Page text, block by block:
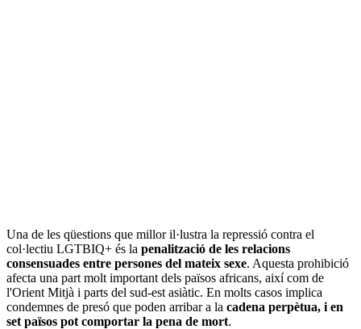
Una de les qüestions que millor il·lustra la repressió contra el
col·lectiu LGTBIQ+ és la penalització de les relacions
consensuades entre persones del mateix sexe. Aquesta prohibició
afecta una part molt important dels països africans, així com de
l'Orient Mitjà i parts del sud-est asiàtic. En molts casos implica
condemnes de presó que poden arribar a la cadena perpètua, i en
set països pot comportar la pena de mort.